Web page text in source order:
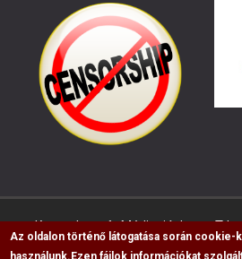
Kapcsolat Médiaajánlat
Az oldalon történő látogatása során cookie-
használunk. Ezen fájlok információkat